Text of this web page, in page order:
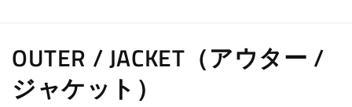
C
o
OUTER / JACKET（アウター /
ジャケット）